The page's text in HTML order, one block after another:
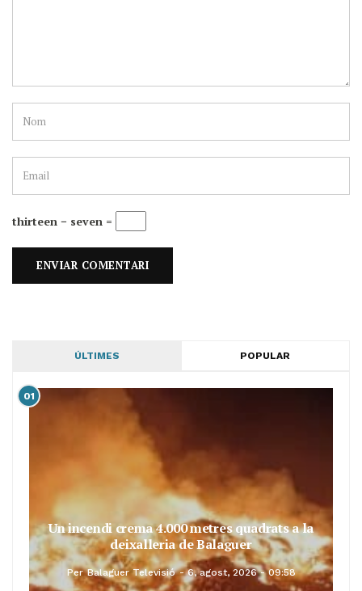
thirteen − seven =
ÚLTIMES POPULAR
01
Un incendi crema 4.000 metres quadrats a la
deixalleria de Balaguer
Per Balaguer Televisió 6, agost, 2026 - 09:58